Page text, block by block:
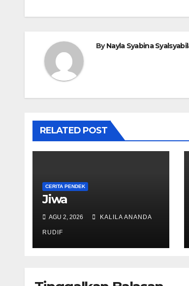
ByNayla Syabina
RELATED POST
CERITA PENDEK
Jiwa
AGU 2, 2026 KALILA ANANDA
RUDIF